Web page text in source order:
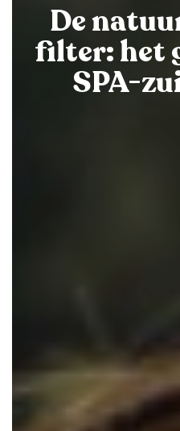
De
filter: het
SPA-